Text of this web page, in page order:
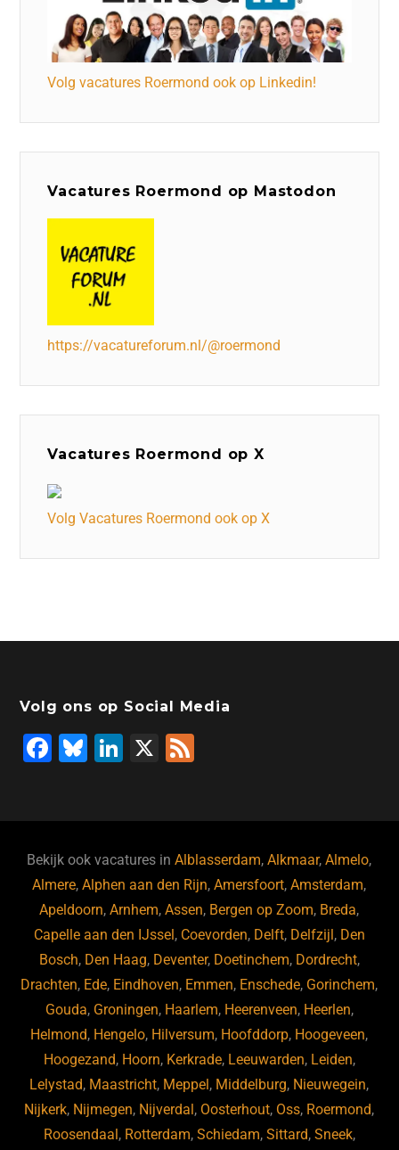
Volg vacatures Roermond ook op Linkedin!
Vacatures Roermond op Mastodon
https://vacatureforum.nl/@roermond
Vacatures Roermond op X
Volg Vacatures Roermond ook op X
Volg ons op Social Media
F
b
o
o
k
Bl
ky
Li
dI
n
X
Bekijk ook vacatures inAlblasserdam,Alkmaar,Almelo,
Almere,Alphen aan den Rijn,Amersfoort,Amsterdam,
Apeldoorn,Arnhem,Assen, Bergen op Zoom, Breda,
Capelle aan den IJssel, Coevorden, Delft, Delfzijl, Den
Bosch, Den Haag, Deventer, Doetinchem, Dordrecht,
Drachten, Ede, Eindhoven, Emmen, Enschede, Gorinchem,
Gouda, Groningen, Haarlem, Heerenveen, Heerlen,
Helmond, Hengelo, Hilversum, Hoofddorp, Hoogeveen,
Hoogezand, Hoorn, Kerkrade, Leeuwarden, Leiden,
Lelystad, Maastricht, Meppel, Middelburg, Nieuwegein,
Nijkerk, Nijmegen, Nijverdal, Oosterhout, Oss, Roermond,
Roosendaal, Rotterdam, Schiedam, Sittard, Sneek,